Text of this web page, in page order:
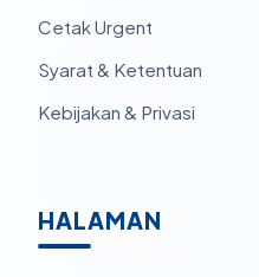
Cetak Urgent
Syarat & Ketentuan
Kebijakan & Privasi
HALAMAN